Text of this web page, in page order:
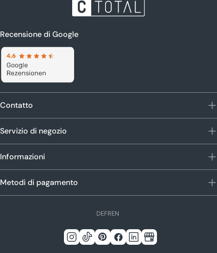
Recensione di Google
Contatto
Servizio di negozio
Informazioni
Metodi di pagamento
L
n
DE EN
FR
Instagram
Tic PinterestFacebook
LinkedinGoogle